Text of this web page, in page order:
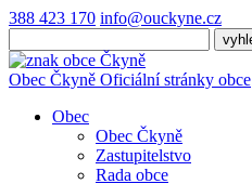
388 423 170 info@ouckyne.cz
Obec Čkyně Oficiální stránky obce
Obec
Obec Čkyně
Zastupitelstvo
Rada obce